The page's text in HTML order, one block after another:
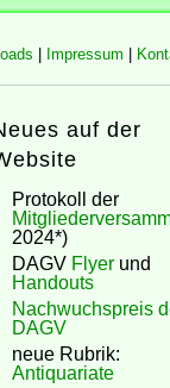
Impressum
auf der
Protokoll der
2024*)
DAGV Flyer und
Handouts
Nachwuchspreis
DAGV
neue Rubrik:
Antiquariate